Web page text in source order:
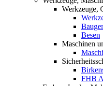
Werkzeuge,
Besen
Maschinen
FHB